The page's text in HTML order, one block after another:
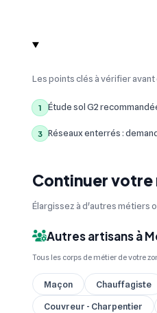
Les points clés à vérifier
1 Étude sol G2
3 Réseaux enterrés :
Continuer votre
Élargissez à d'autres métiers
Autres artisans à
Tous les corps de métier de votre
Maçon Chauffagiste
Couvreur - Charpentier